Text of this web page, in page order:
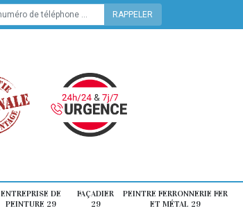
ENTREPRISE DE
PEINTURE 29
FAÇADIER
29
PEINTRE FERRONNERIE FER
ET MÉTAL 29